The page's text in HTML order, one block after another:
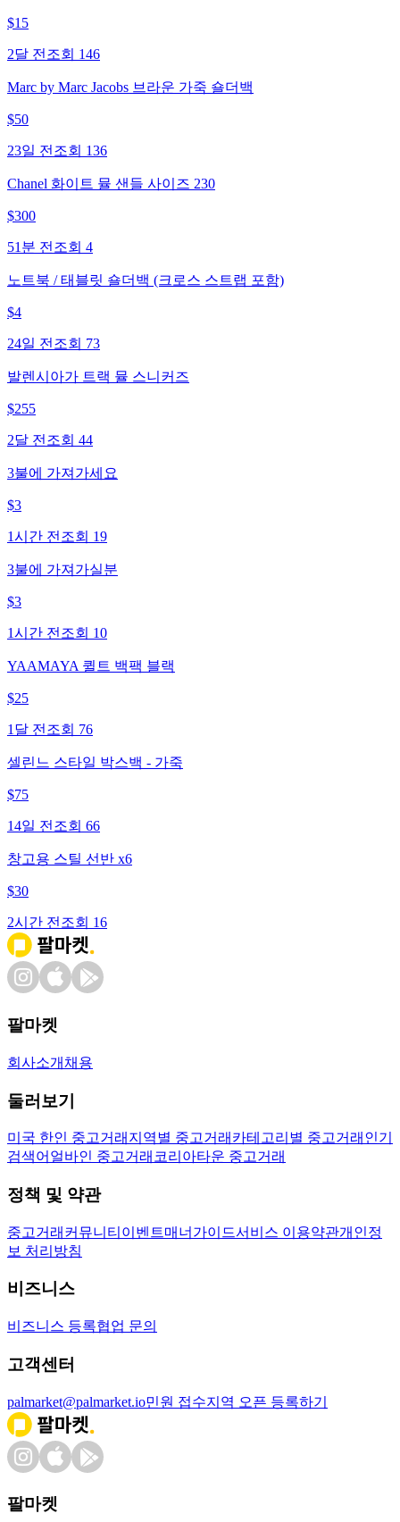
$15
2달 전 조회 146
Marc by Marc Jacobs 브라운 가죽 숄더백
$50
23일 전 조회 136
Chanel 화이트 뮬 샌들 사이즈 230
$300
51분 전 조회 4
노트북 / 태블릿 숄더백 (크로스 스트랩 포함)
$4
24일 전 조회 73
발렌시아가 트랙 뮬 스니커즈
$255
2달 전 조회 44
3불에 가져가세요
$3
1시간 전 조회 19
3불에 가져가실분
$3
1시간 전 조회 10
YAAMAYA 퀼트 백팩 블랙
$25
1달 전 조회 76
셀린느 스타일 박스백 - 가죽
$75
14일 전 조회 66
창고용 스틸 선반 x6
$30
2시간 전 조회 16
팔마켓
회사소개 채용
둘러보기
미국 한인 중고거래 지역별 중고거래 카테고리별 중고거래 인기
검색어 얼바인 중고거래 코리아타운 중고거래
정책 및 약관
중고거래 커뮤니티 이벤트매너가이드서비스 이용약관개인정
보 처리방침
비즈니스
비즈니스 등록협업 문의
고객센터
palmarket@palmarket.io민원 접수지역 오픈 등록하기
팔마켓